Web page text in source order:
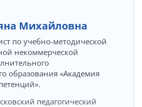
Михайловна
по учебно-методической
некоммерческой
образования «Академия
педагогический